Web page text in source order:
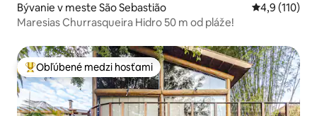
Bývanie v meste São Sebastião Priemerné
4,9 (110)
Maresias Churrasqueira Hidro 50 m od pláže!
Najobľúbenejšie medzi hosťami
Obľúbené medzi hosťami